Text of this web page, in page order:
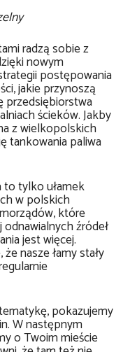
radzą sobie z
nowym
postępowania
jakie przynoszą
przedsiębiorstwa
ścieków. Jakby
z wielkopolskich
tankowania paliwa
to tylko ułamek
w polskich
które
źródeł
jest więcej.
nasze łamy stały
pokazujemy
W następnym
o Twoim mieście